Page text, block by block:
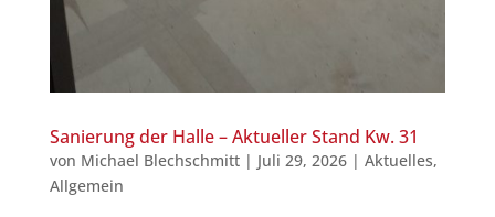
Sanierung der Halle – Aktueller Stand Kw. 31
von Michael Blechschmitt| Juli 29, 2026| Aktuelles,
Allgemein